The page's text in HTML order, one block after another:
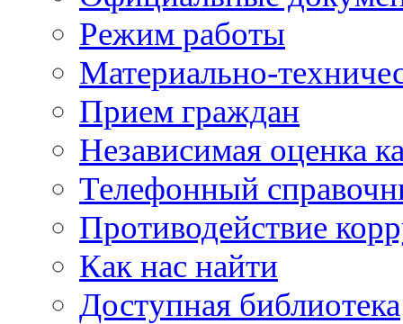
Режим работы
Материально-
Прием граждан
Независимая оценка
Телефонный
Противодействие
Как нас найти
Доступная библиотека